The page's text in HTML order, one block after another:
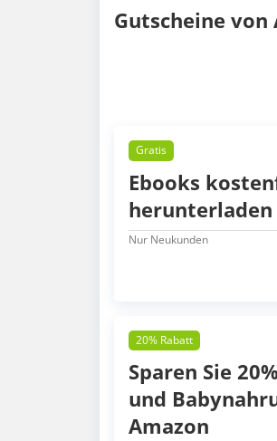
Gutscheine von
Gratis
Ebooks
herunterladen
Nur Neukunden
20% Rabatt
Sparen Sie
und
Amazon